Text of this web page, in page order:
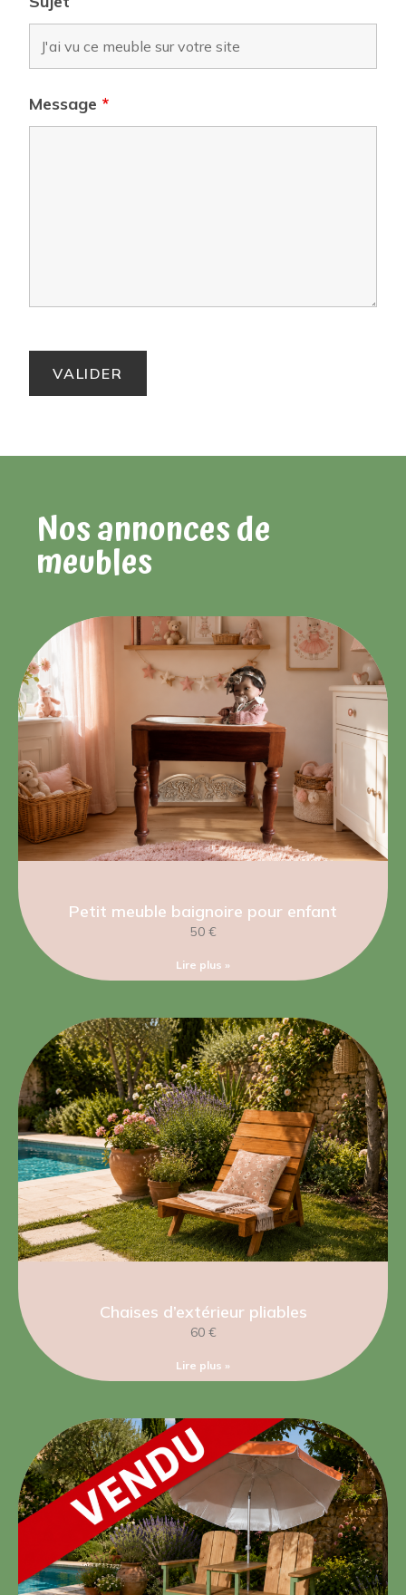
Message *
Nos annonces de
meubles
Petit meuble baignoire pour enfant
50 €
Lire plus »
Chaises d’extérieur pliables
60 €
Lire plus »